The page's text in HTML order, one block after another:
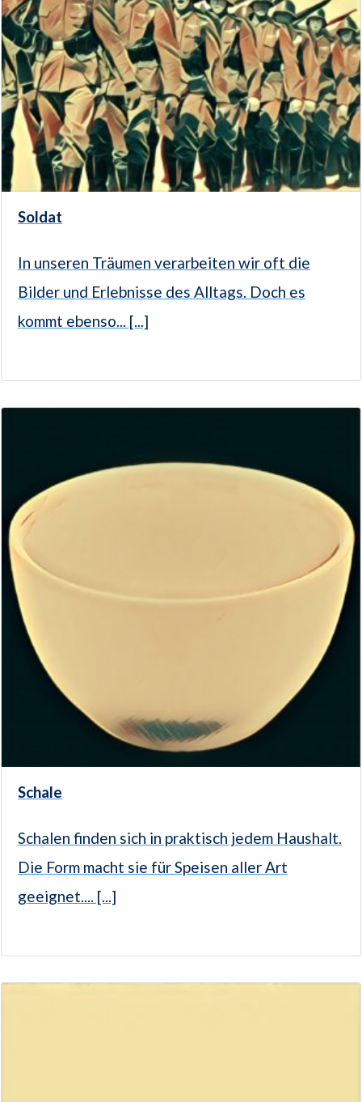
Soldat
In unseren Träumen verarbeiten wir oft die
Bilder und Erlebnisse des Alltags. Doch es
kommt ebenso... [...]
Schale
Schalen finden sich in praktisch jedem Haushalt.
Die Form macht sie für Speisen aller Art
geeignet.... [...]